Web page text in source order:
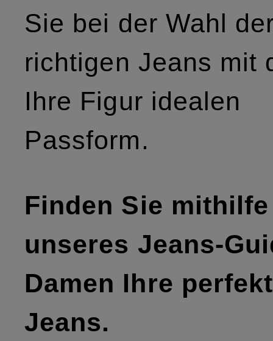
Sie bei der Wahl
richtigen Jeans mit
Ihre Figur idealen
Passform.
Finden Sie mithilfe
unseres Jeans-
Damen Ihre
Jeans.